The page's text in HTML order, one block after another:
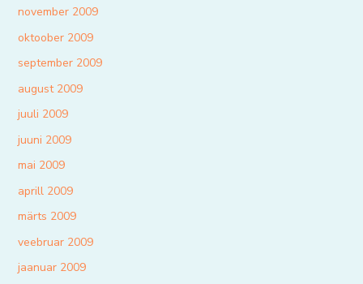
november 2009
oktoober 2009
september 2009
august 2009
juuli 2009
juuni 2009
mai 2009
aprill 2009
märts 2009
veebruar 2009
jaanuar 2009